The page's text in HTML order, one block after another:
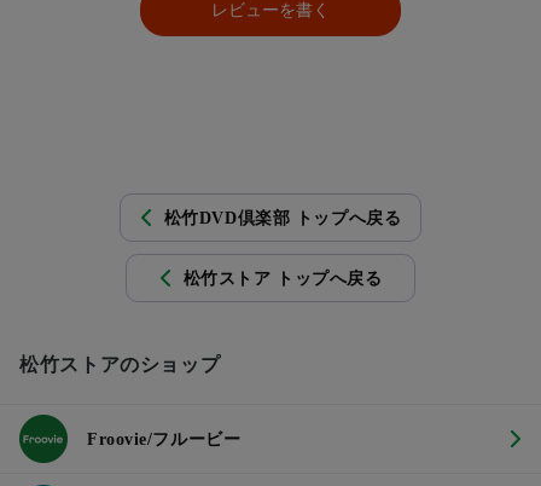
レビューを書く
松竹DVD倶楽部 トップへ戻る
松竹ストア トップへ戻る
松竹ストアのショップ
Froovie/フルービー